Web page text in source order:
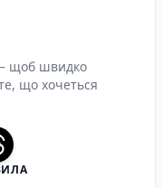
щоб швидко
що хочеться